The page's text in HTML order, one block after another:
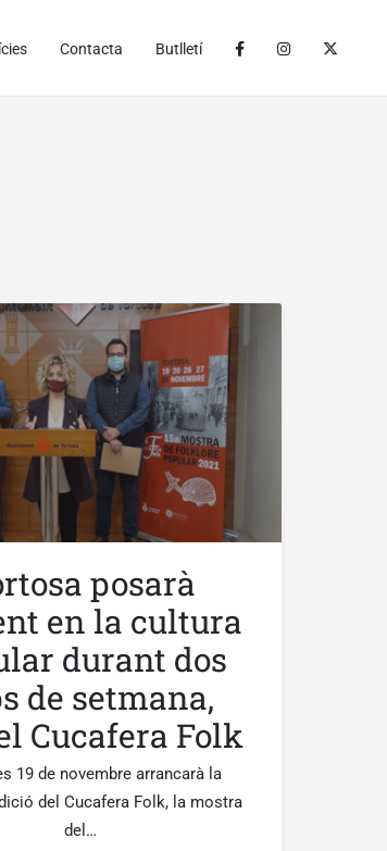
Contacta Butlletí
posarà
en la cultura
durant dos
de setmana,
Cucafera Folk
19 de novembre arrancarà la
del Cucafera Folk, la mostra
del…